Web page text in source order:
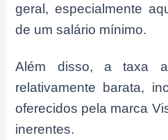
geral, especialmente
de um salário mínimo.
Além disso, a taxa
relativamente barata,
oferecidos pela marca
inerentes.